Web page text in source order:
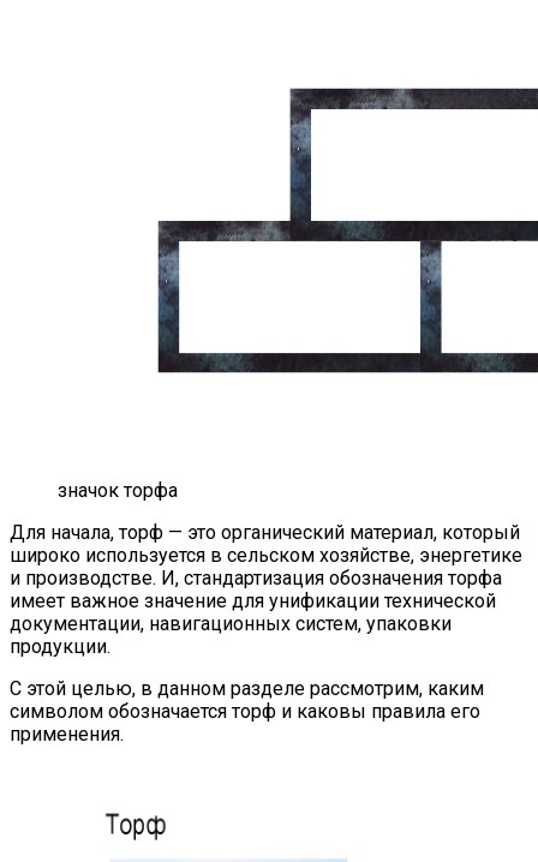
значок торфа
Для начала, торф — это органический материал, который
широко используется в сельском хозяйстве, энергетике
и производстве. И, стандартизация обозначения торфа
имеет важное значение для унификации технической
документации, навигационных систем, упаковки
продукции.
С этой целью, в данном разделе рассмотрим, каким
символом обозначается торф и каковы правила его
применения.